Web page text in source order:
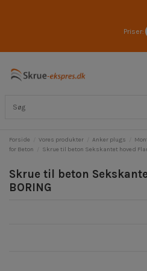
Priser:
Forside Vores produkter Anker plugs
for Beton
Skrue til beton Sekskantet hoved
Skrue til beton
BORING